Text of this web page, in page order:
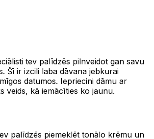
tev palīdzēs pilnveidot gan savu
Šī ir izcili laba dāvana jebkurai
datumos. Iepriecini dāmu ar
veids, kā iemācīties ko jaunu.
palīdzēs piemeklēt tonālo krēmu un